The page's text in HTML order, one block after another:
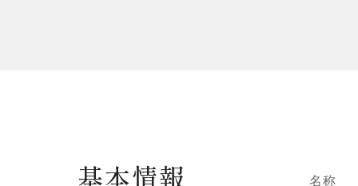
基本情報 名称